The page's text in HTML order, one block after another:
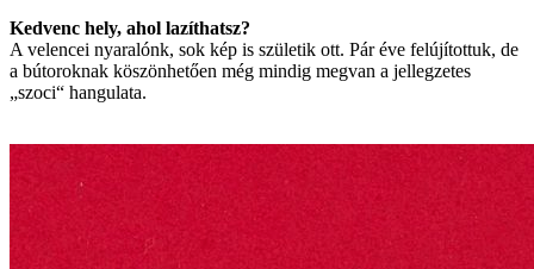
Kedvenc hely, ahol lazíthatsz?
A velencei nyaralónk, sok kép is születik ott. Pár éve felújítottuk, de
a bútoroknak köszönhetően még mindig megvan a jellegzetes
„szoci“ hangulata.